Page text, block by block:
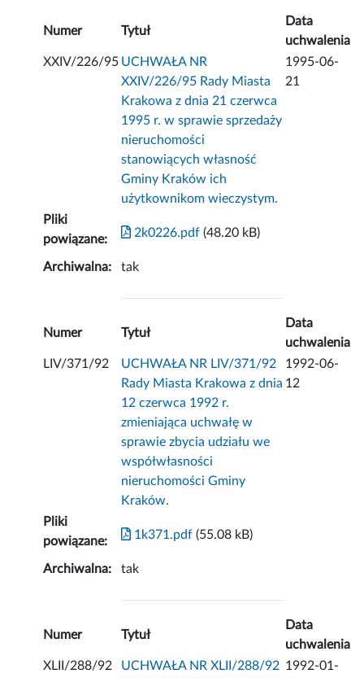
Numer Tytuł
Data
uchwalenia
XXIV/226/95 UCHWAŁA NR
XXIV/226/95 Rady Miasta
Krakowa z dnia 21 czerwca
1995 r. w sprawie sprzedaży
nieruchomości
stanowiących własność
Gminy Kraków ich
użytkownikom wieczystym.
1995-06-
21
Pliki
powiązane:
2k0226.pdf (48.20 kB)
Archiwalna: tak
Numer Tytuł
Data
uchwalenia
LIV/371/92
UCHWAŁA NR LIV/371/92
Rady Miasta Krakowa z dnia
12 czerwca 1992 r.
zmieniająca uchwałę w
sprawie zbycia udziału we
współwłasności
nieruchomości Gminy
Kraków.
1992-06-
12
Pliki
powiązane:
1k371.pdf (55.08 kB)
Archiwalna: tak
Numer Tytuł
Data
uchwalenia
XLII/288/92
UCHWAŁA NR XLII/288/92 1992-01-